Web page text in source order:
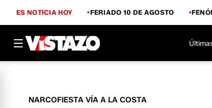
ES NOTICIA HOY FERIADO 10 DE AGOSTO
NARCOFIESTA VÍA A LA COSTA